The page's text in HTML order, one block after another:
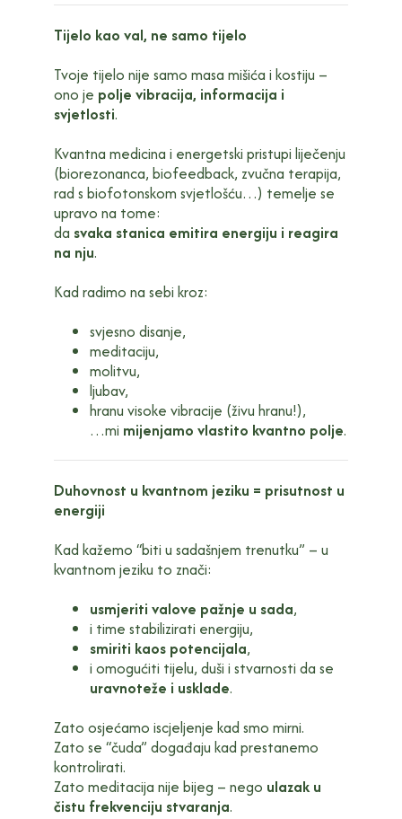
Tijelo kao val, ne samo tijelo
Tvoje tijelo nije samo masa mišića i kostiju –
ono je polje vibracija, informacija i
svjetlosti.
Kvantna medicina i energetski pristupi liječenju
(biorezonanca, biofeedback, zvučna terapija,
rad s biofotonskom svjetlošću…) temelje se
upravo na tome:
da svaka stanica emitira energiju i reagira
na nju.
Kad radimo na sebi kroz:
svjesno disanje,
meditaciju,
molitvu,
ljubav,
hranu visoke vibracije (živu hranu!),
…mi mijenjamo vlastito kvantno polje.
Duhovnost u kvantnom jeziku = prisutnost u
energiji
Kad kažemo “biti u sadašnjem trenutku” – u
kvantnom jeziku to znači:
usmjeriti valove pažnje u sada,
i time stabilizirati energiju,
smiriti kaos potencijala,
i omogućiti tijelu, duši i stvarnosti da se
uravnoteže i usklade.
Zato osjećamo iscjeljenje kad smo mirni.
Zato se “čuda” događaju kad prestanemo
kontrolirati.
Zato meditacija nije bijeg – nego ulazak u
čistu frekvenciju stvaranja.